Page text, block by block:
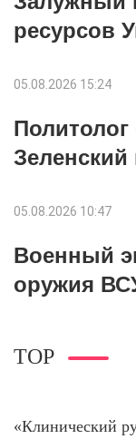
ресурсов
05.08.2026 15:24
Зеленский
05.08.2026 10:47
Военный
оружия
TOP
«Клинический